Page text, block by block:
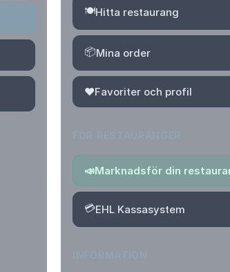
🍽️Hitta restaurang
📦Mina order
❤️Favoriter och profil
📣Marknadsför din
💳EHL Kassasystem